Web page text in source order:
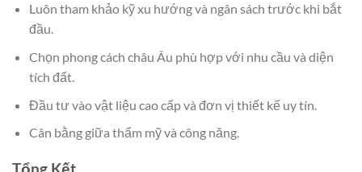
Luôn tham khảo kỹ xu hướng và ngân sách trước khi bắt
đầu.
Chọn phong cách châu Âu phù hợp với nhu cầu và diện
tích đất.
Đầu tư vào vật liệu cao cấp và đơn vị thiết kế uy tín.
Cân bằng giữa thẩm mỹ và công năng.